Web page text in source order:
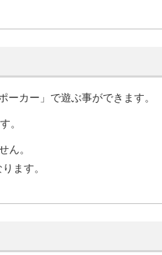
カー」で遊ぶ事ができます。
。
ん。
ます。